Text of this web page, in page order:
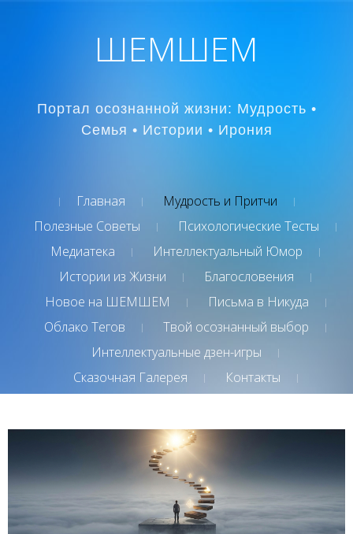
ШЕМШЕМ
Портал осознанной жизни: Мудрость •
Семья • Истории • Ирония
Главная
Мудрость и Притчи
Полезные Советы
Психологические Тесты
Медиатека
Интеллектуальный Юмор
Истории из Жизни
Благословения
Новое на ШЕМШЕМ
Письма в Никуда
Облако Тегов
Твой осознанный выбор
Интеллектуальные дзен-игры
Сказочная Галерея
Контакты